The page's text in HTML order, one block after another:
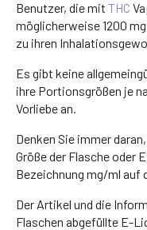
Benutzer, die mit THC
möglicherweise 1200
zu ihren
Es gibt keine
ihre Portionsgrößen je
Vorliebe an.
Denken Sie immer
Größe der Flasche oder
Bezeichnung mg/ml auf
Der Artikel und die
Flaschen abgefüllte E-